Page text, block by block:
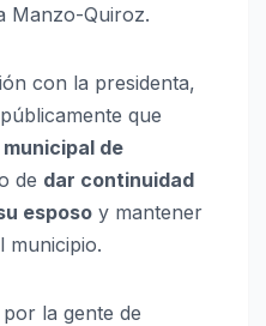
Manzo-Quiroz.
con la presidenta,
que
de
de dar continuidad
esposo y mantener
municipio.
la gente de